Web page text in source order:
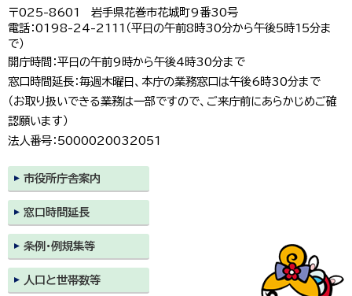
〒025-8601 岩手県花巻市花城町9番30号
電話：0198-24-2111（平日の午前8時30分から午後5時15分ま
で）
開庁時間：平日の午前9時から午後4時30分まで
窓口時間延長：毎週木曜日、本庁の業務窓口は午後6時30分まで
（お取り扱いできる業務は一部ですので、ご来庁前にあらかじめご確
認願います）
法人番号：5000020032051
市役所庁舎案内
窓口時間延長
条例・例規集等
人口と世帯数等